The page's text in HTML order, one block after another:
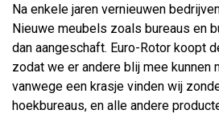
Na enkele jaren vernieuwen
Nieuwe meubels zoals bureaus en
dan aangeschaft. Euro-Rotor koopt
zodat we er andere blij mee kunnen
vanwege een krasje vinden wij
hoekbureaus, en alle andere